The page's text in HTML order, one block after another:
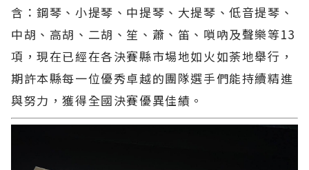
含：鋼琴、小提琴、中提琴、大提琴、低音提琴、
中胡、高胡、二胡、笙、蕭、笛、嗩吶及聲樂等13
項，現在已經在各決賽縣市場地如火如荼地舉行，
期許本縣每一位優秀卓越的團隊選手們能持續精進
與努力，獲得全國決賽優異佳績。